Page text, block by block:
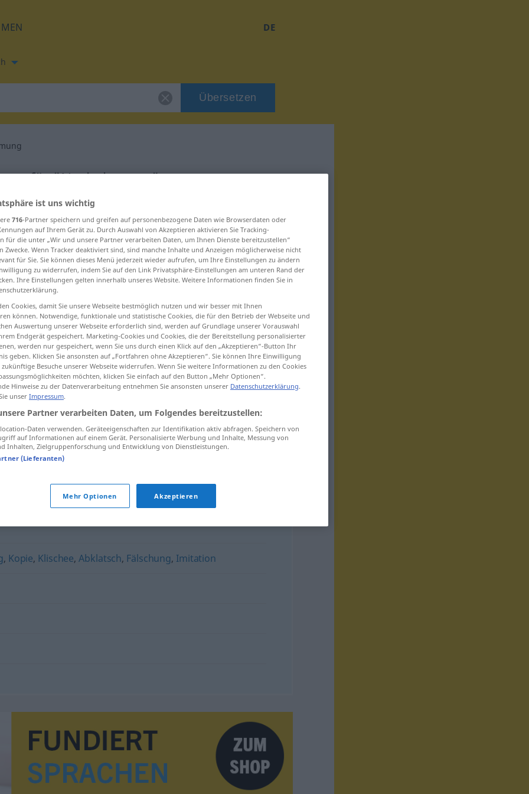
DE
Übersetzen
für "Nachahmung"
, Kopie, Klischee,Abklatsch, Fälschung, Imitation
ist uns wichtig
716-Partner speichern und greifen auf personenbezogene Daten wie Browserdaten oder
auf Ihrem Gerät zu. Durch Auswahl von Akzeptieren aktivieren Sie Tracking-
für die unter „Wir und unsere Partner verarbeiten Daten, um Ihnen Dienste bereitzustellen“
Zwecke. Wenn Tracker deaktiviert sind, sind manche Inhalte und Anzeigen möglicherweise nicht
für Sie. Sie können dieses Menü jederzeit wieder aufrufen, um Ihre Einstellungen zu ändern
zu widerrufen, indem Sie auf den Link Privatsphäre-Einstellungen am unteren Rand der
Ihre Einstellungen gelten innerhalb unseres Website. Weitere Informationen finden Sie in
Cookies, damit Sie unsere Webseite bestmöglich nutzen und wir besser mit Ihnen
können. Notwendige, funktionale und statistische Cookies, die für den Betrieb der Webseite und
Auswertung unserer Webseite erforderlich sind, werden auf Grundlage unserer Vorauswahl
Endgerät gespeichert. Marketing-Cookies und Cookies, die der Bereitstellung personalisierter
werden nur gespeichert, wenn Sie uns durch einen Klick auf den „Akzeptieren“-Button Ihr
geben. Klicken Sie ansonsten auf „Fortfahren ohne Akzeptieren“. Sie können Ihre Einwilligung
Besuche unserer Webseite widerrufen. Wenn Sie weitere Informationen zu den Cookies
möchten, klicken Sie einfach auf den Button „Mehr Optionen“.
Hinweise zu der Datenverarbeitung entnehmen Sie ansonsten unserer Datenschutzerklärung.
unser Impressum.
Partner verarbeiten Daten, um Folgendes bereitzustellen:
Daten verwenden. Geräteeigenschaften zur Identifikation aktiv abfragen. Speichern von
auf Informationen auf einem Gerät. Personalisierte Werbung und Inhalte, Messung von
Inhalten, Zielgruppenforschung und Entwicklung von Dienstleistungen.
(Lieferanten)
Mehr Optionen Akzeptieren